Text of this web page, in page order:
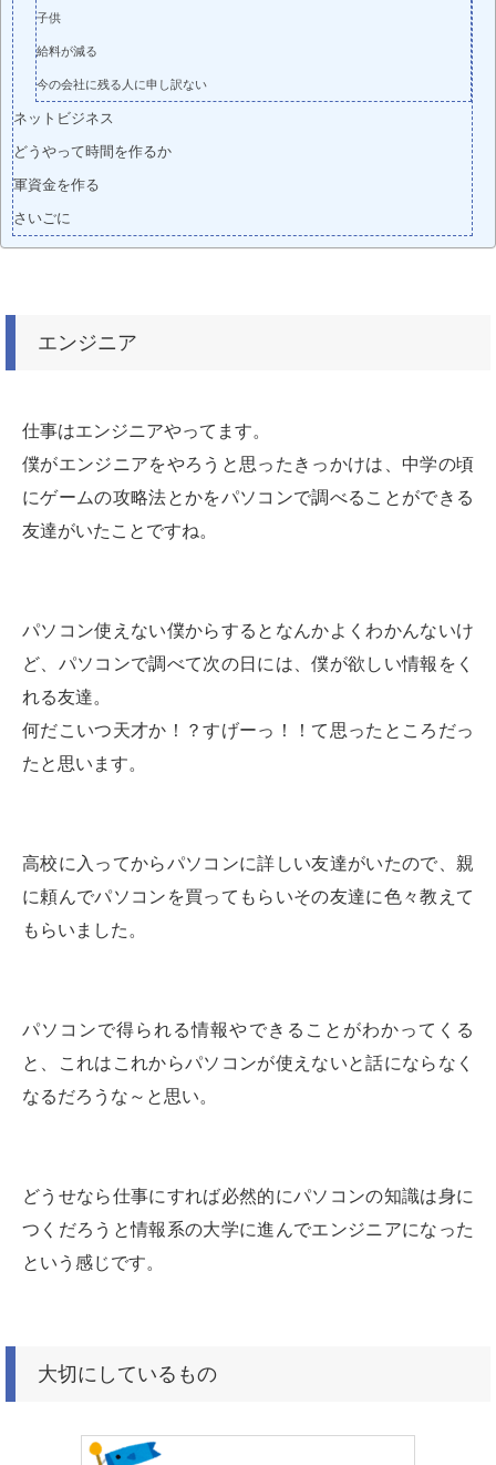
子供
給料が減る
今の会社に残る人に申し訳ない
ネットビジネス
どうやって時間を作るか
軍資金を作る
さいごに
エンジニア
仕事はエンジニアやってます。
僕がエンジニアをやろうと思ったきっかけは、中学の頃
にゲームの攻略法とかをパソコンで調べることができる
友達がいたことですね。
パソコン使えない僕からするとなんかよくわかんないけ
ど、パソコンで調べて次の日には、僕が欲しい情報をく
れる友達。
何だこいつ天才か！？すげーっ！！て思ったところだっ
たと思います。
高校に入ってからパソコンに詳しい友達がいたので、親
に頼んでパソコンを買ってもらいその友達に色々教えて
もらいました。
パソコンで得られる情報やできることがわかってくる
と、これはこれからパソコンが使えないと話にならなく
なるだろうな～と思い。
どうせなら仕事にすれば必然的にパソコンの知識は身に
つくだろうと情報系の大学に進んでエンジニアになった
という感じです。
大切にしているもの